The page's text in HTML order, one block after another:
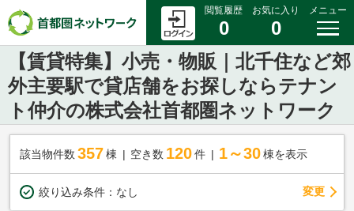
閲覧履歴
0
お気に入り
0
メニュー
【賃貸特集】小売・物販｜北千住など郊
外主要駅で貸店舗をお探しならテナン
ト仲介の株式会社首都圏ネットワーク
該当物件数 357棟 空き数 120 件 1～30 棟を表示
絞り込み条件： なし 変更